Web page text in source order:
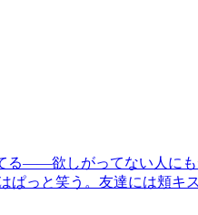
る——欲しがってない人に
っと笑う。友達には頬キ